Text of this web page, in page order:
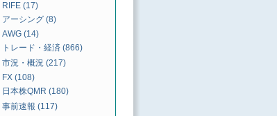
RIFE (17)
アーシング (8)
AWG (14)
トレード・経済 (866)
市況・概況 (217)
FX (108)
日本株QMR (180)
事前速報 (117)